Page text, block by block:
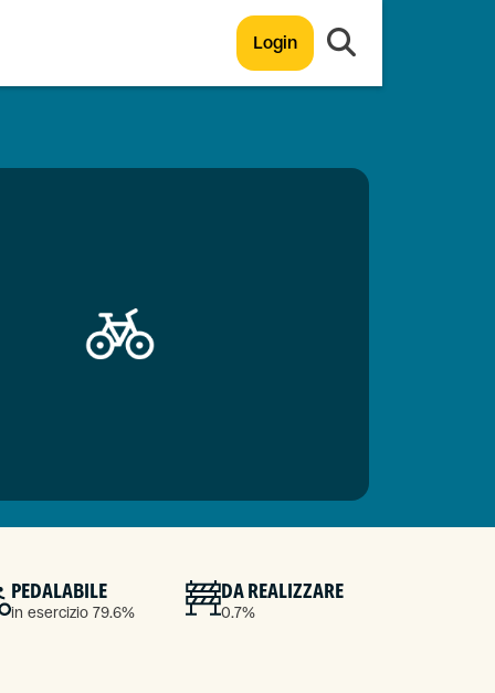
Login
PEDALABILE
in esercizio 79.6%
DA REALIZZARE
0.7%